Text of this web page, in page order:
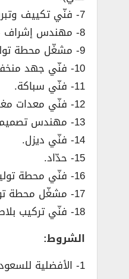
7- فنّي تكييف وتبريد.
8- مهندس إشراف مدني.
9- مشغّل محطة توليد كهرباء.
10- فنّي جهد منخفض.
11- فنّي سباكة.
12- فنّي معدات مغسلة.
13- مهندس تصميم كهربائي.
14- فنّي ديزل.
15- حدّاد.
16- فنّي محطة توليد كهرباء.
17- مشغّل محطة توليد كهرباء.
18- فنّي تركيب بلاط.
الشروط:
1- الأفضلية